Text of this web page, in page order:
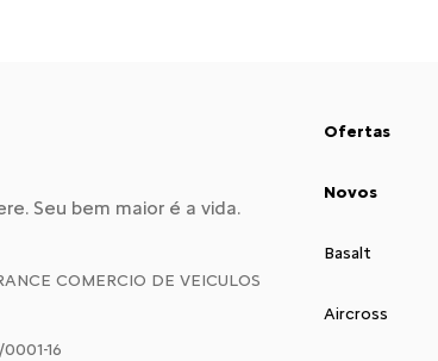
Seu bem maior é a vida.
COMERCIO DE VEICULOS
0001-16
Ofertas
Novos
Basalt
Aircross